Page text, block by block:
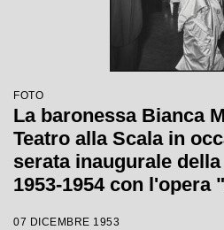
FOTO
La baronessa Bianca
Teatro alla Scala in
serata inaugurale
1953-1954 con l'opera
07 DICEMBRE 1953